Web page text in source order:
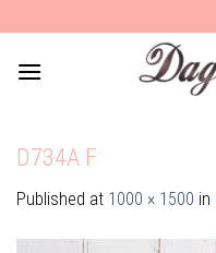
to
content
D734A F
Published at 1000 × 1500 in